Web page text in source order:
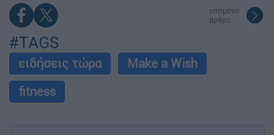
επόμενο
άρθρο
#TAGS
ειδήσεις τώρα
Make a Wish
fitness